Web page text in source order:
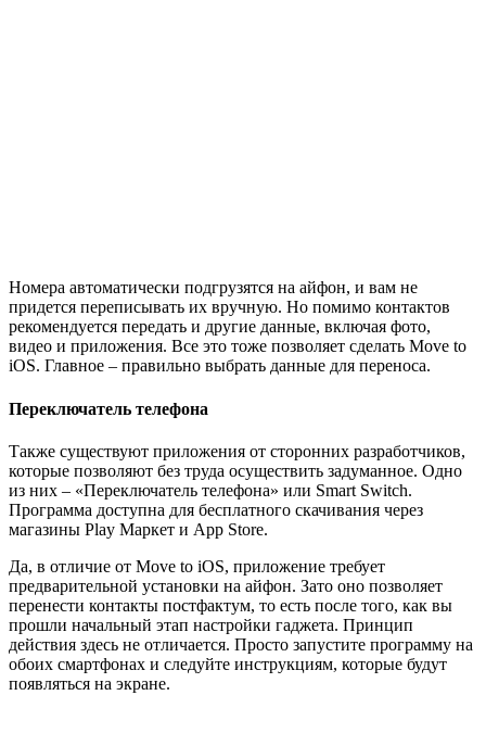
Номера автоматически подгрузятся на айфон, и вам не
придется переписывать их вручную. Но помимо контактов
рекомендуется передать и другие данные, включая фото,
видео и приложения. Все это тоже позволяет сделать Move to
iOS. Главное – правильно выбрать данные для переноса.
Переключатель телефона
Также существуют приложения от сторонних разработчиков,
которые позволяют без труда осуществить задуманное. Одно
из них – «Переключатель телефона» или Smart Switch.
Программа доступна для бесплатного скачивания через
магазины Play Маркет и App Store.
Да, в отличие от Move to iOS, приложение требует
предварительной установки на айфон. Зато оно позволяет
перенести контакты постфактум, то есть после того, как вы
прошли начальный этап настройки гаджета. Принцип
действия здесь не отличается. Просто запустите программу на
обоих смартфонах и следуйте инструкциям, которые будут
появляться на экране.